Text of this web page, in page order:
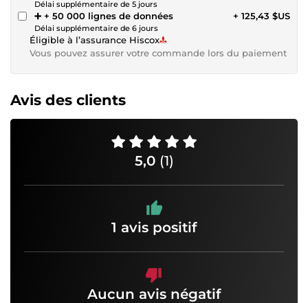
Délai supplémentaire de 5 jours
➕ + 50 000 lignes de données
Délai supplémentaire de 6 jours
+ 125,43 $US
Éligible à l’assurance Hiscox
Vous pouvez assurer votre commande lors du paiement
Avis des clients
5,0 (1)
1 avis positif
Aucun avis négatif